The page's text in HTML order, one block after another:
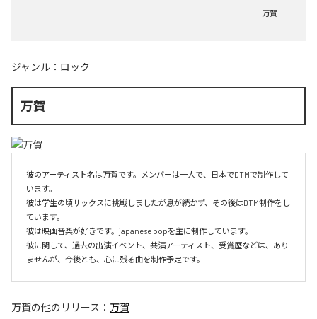
万賀
ジャンル： ロック
万賀
彼のアーティスト名は万賀です。メンバーは一人で、日本でDTMで制作して
います。
彼は学生の頃サックスに挑戦しましたが息が続かず、その後はDTM制作をし
ています。
彼は映画音楽が好きです。japanese popを主に制作しています。
彼に関して、過去の出演イベント、共演アーティスト、受賞歴などは、あり
ませんが、今後とも、心に残る曲を制作予定です。
万賀の他のリリース： 万賀